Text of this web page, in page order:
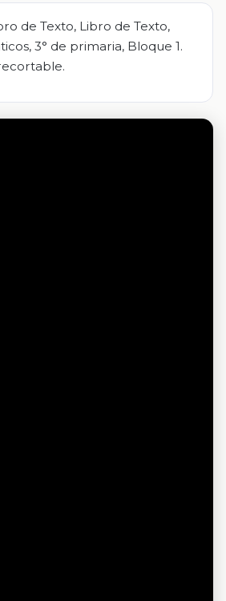
de Texto, Libro de Texto,
3° de primaria, Bloque 1.